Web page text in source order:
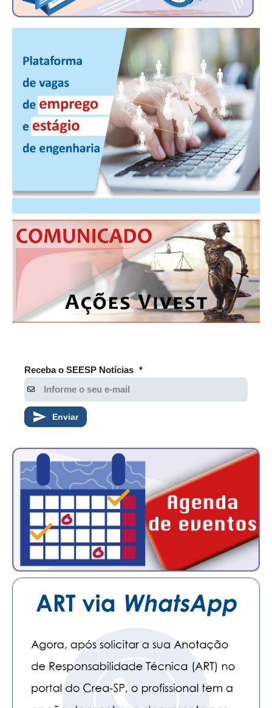
Receba o SEESP Notícias *
Enviar